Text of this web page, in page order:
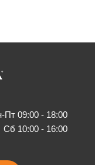
Пт 09:00 - 18:00
Сб 10:00 - 16:00